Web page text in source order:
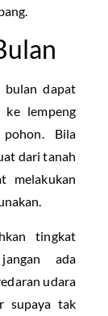
dapat
lempeng
Bila
dari tanah
melakukan
tingkat
ada
udara
supaya tak